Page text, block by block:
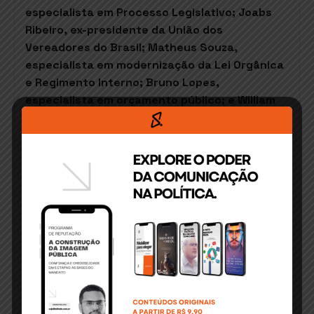
especialista em Processo Legislativo; Joabs
Ribeiro, ex-presidente da União dos
Vereadores do Brasil; Matheus Souza,
especialista em modernização da Lei Orgânica
e Regimento Interno; Bruno Lopes,
especialista em orçamento público; e William
Soares, referência em liderança pública.
os presidentes das câmaras municipais para
os desafios da nova legislatura, promovendo
um ambiente de troca de conhecimento e
fortalecimento do legislativo municipal. Além
das palestras, os participantes terão a
oportunidade de ampliar suas redes de
contato e discutir soluções inovadoras para a
gestão pública.